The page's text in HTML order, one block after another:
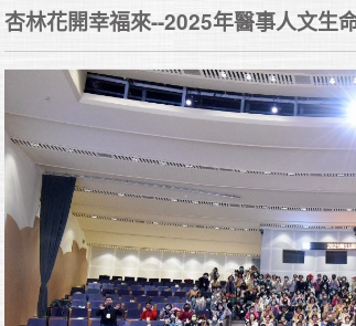
杏林花開幸福來--2025年醫事人文生